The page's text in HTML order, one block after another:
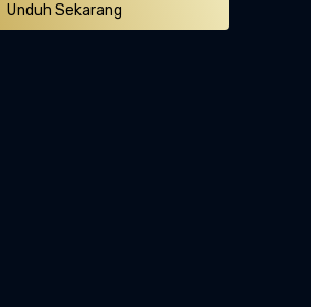
Unduh Sekarang